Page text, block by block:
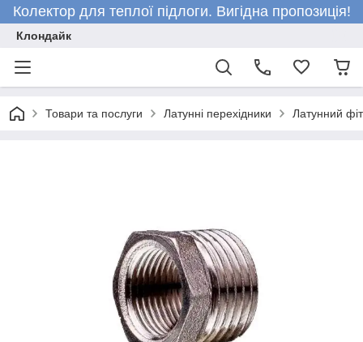
Колектор для теплої підлоги. Вигідна пропозиція!
Клондайк
Товари та послуги Латунні перехідники Латунний